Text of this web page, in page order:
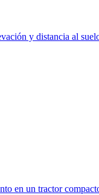
y distancia al
en un tractor